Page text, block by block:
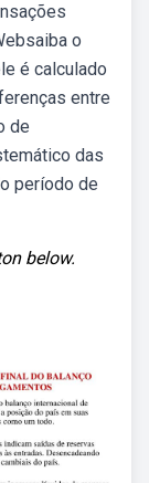
o
é calculado
entre
de
das
período de
below.